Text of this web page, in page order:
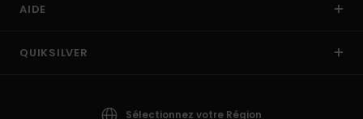
AIDE
QUIKSILVER
Sélectionnez votre Région